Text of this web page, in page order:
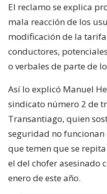
El reclamo se explica
mala reacción de los
modificación de la
conductores,
o verbales de parte de
Así lo explicó Manuel
sindicato número 2 de
Transantiago, quien
seguridad no funcionan
que temen que se
el del chofer asesinado
enero de este año.